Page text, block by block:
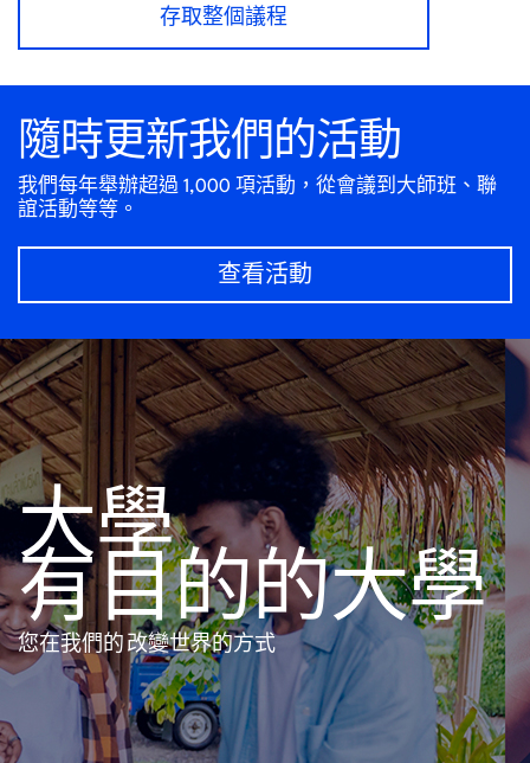
存取整個議程
隨時更新我們的活動
我們每年舉辦超過 1,000 項活動，從會議到大師班、聯
誼活動等等。
查看活動
大學
有目的的大學
您在我們的改變世界的方式